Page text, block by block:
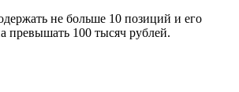
не больше 10 позиций и его
превышать 100 тысяч рублей.